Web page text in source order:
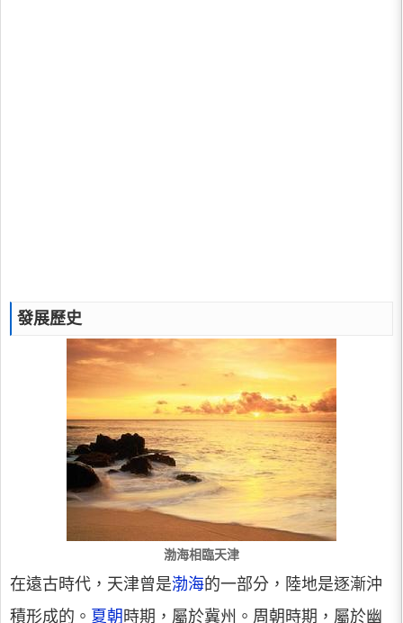
發展歷史
渤海相臨天津
在遠古時代，天津曾是渤海的一部分，陸地是逐漸沖
積形成的。 夏朝時期，屬於冀州。周朝時期，屬於幽